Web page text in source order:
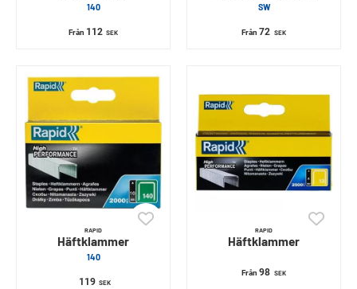
140
Från 112 SEK
SW
Från72 SEK
RAPID
Häftklammer
140
119 SEK
RAPID
Häftklammer
Från98 SEK